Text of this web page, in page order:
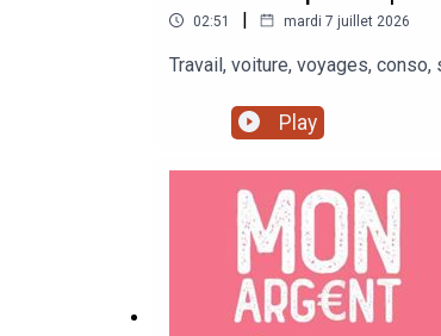
02:51 | mardi 7 juillet 2026
Travail, voiture, voyages,
Play